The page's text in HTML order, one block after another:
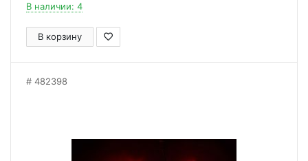
В наличии: 4
В корзину
482398